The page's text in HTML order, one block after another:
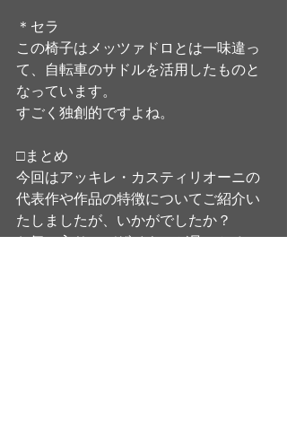
＊セラ
この椅子はメッツァドロとは一味違っ
て、自転車のサドルを活用したものと
なっています。
すごく独創的ですよね。
□まとめ
今回はアッキレ・カスティリオーニの
代表作や作品の特徴についてご紹介い
たしましたが、いかがでしたか？
お気に入りのデザイナーが見つかる